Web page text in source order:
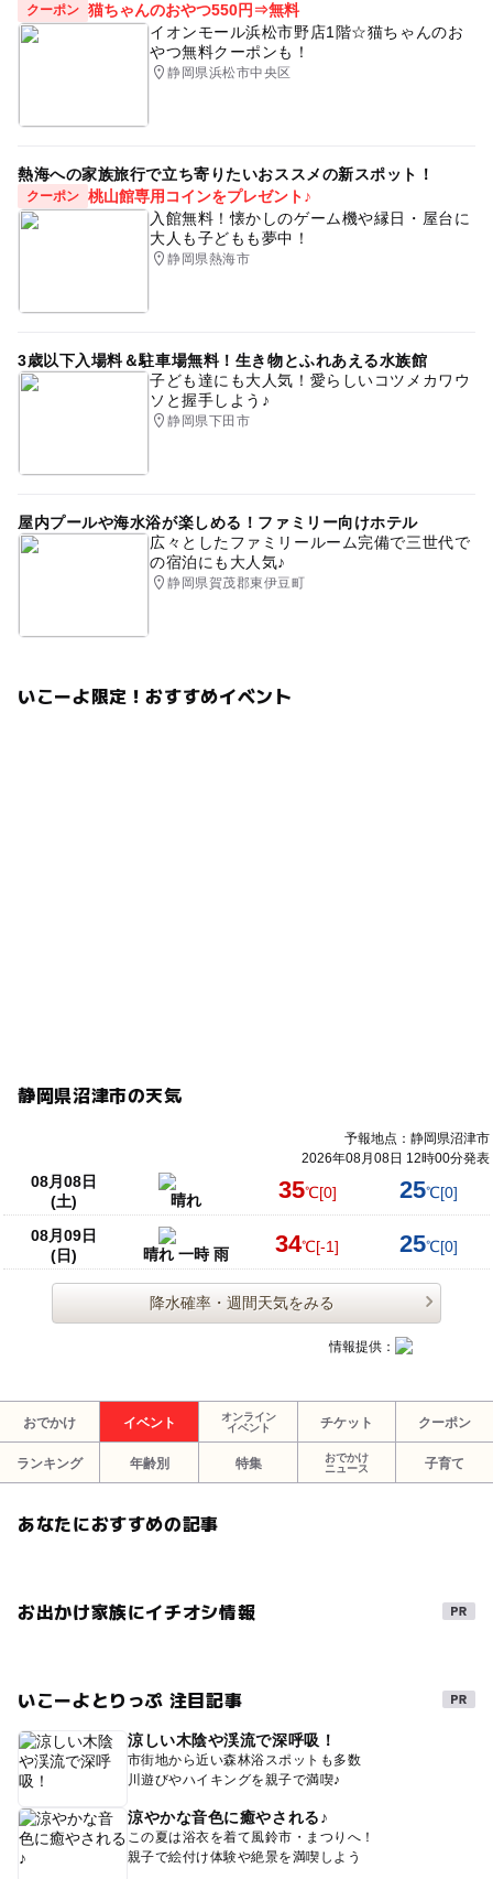
クーポン 猫ちゃんのおやつ550円⇒無料
イオンモール浜松市野店1階☆猫ちゃんのお
やつ無料クーポンも！
静岡県浜松市中央区
熱海への家族旅行で立ち寄りたいおススメの新スポット！
クーポン 桃山館専用コインをプレゼント♪
入館無料！懐かしのゲーム機や縁日・屋台に
大人も子どもも夢中！
静岡県熱海市
3歳以下入場料＆駐車場無料！生き物とふれあえる水族館
子ども達にも大人気！愛らしいコツメカワウ
ソと握手しよう♪
静岡県下田市
屋内プールや海水浴が楽しめる！ファミリー向けホテル
広々としたファミリールーム完備で三世代で
の宿泊にも大人気♪
静岡県賀茂郡東伊豆町
いこーよ限定！おすすめイベント
静岡県沼津市の天気
予報地点：静岡県沼津市
2026年08月08日 12時00分発表
08月08日
(土)
晴れ 35℃[0] 25℃[0]
08月09日
(日)
晴れ 一時 雨 34℃[-1] 25℃[0]
降水確率・週間天気をみる
情報提供：
おでかけ イベント
オンライン
イベント
チケット クーポン
ランキング 年齢別 特集
おでかけ
ニュース
子育て
あなたにおすすめの記事
お出かけ家族にイチオシ情報
いこーよとりっぷ 注目記事
涼しい木陰や渓流で深呼吸！
市街地から近い森林浴スポットも多数
川遊びやハイキングを親子で満喫♪
涼やかな音色に癒やされる♪
この夏は浴衣を着て風鈴市・まつりへ！
親子で絵付け体験や絶景を満喫しよう